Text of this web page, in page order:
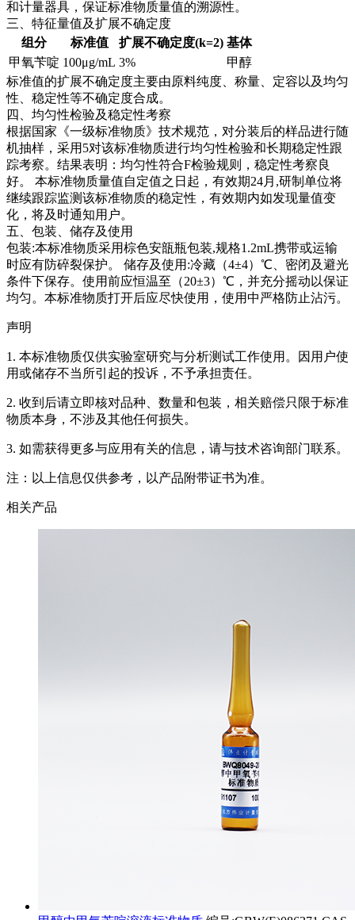
和计量器具，保证标准物质量值的溯源性。
三、特征量值及扩展不确定度
组分
标准值 扩展不确定度(k=2) 基体
甲氧苄啶 100μg/mL 3%
甲醇
标准值的扩展不确定度主要由原料纯度、称量、定容以及均匀
性、稳定性等不确定度合成。
四、均匀性检验及稳定性考察
根据国家《一级标准物质》技术规范，对分装后的样品进行随
机抽样，采用5对该标准物质进行均匀性检验和长期稳定性跟
踪考察。结果表明：均匀性符合F检验规则，稳定性考察良
好。 本标准物质量值自定值之日起，有效期24月,研制单位将
继续跟踪监测该标准物质的稳定性，有效期内如发现量值变
化，将及时通知用户。
五、包装、储存及使用
包装:本标准物质采用棕色安瓿瓶包装,规格1.2mL携带或运输
时应有防碎裂保护。 储存及使用:冷藏（4±4）℃、密闭及避光
条件下保存。使用前应恒温至（20±3）℃，并充分摇动以保证
均匀。本标准物质打开后应尽快使用，使用中严格防止沾污。
声明
1. 本标准物质仅供实验室研究与分析测试工作使用。因用户使
用或储存不当所引起的投诉，不予承担责任。
2. 收到后请立即核对品种、数量和包装，相关赔偿只限于标准
物质本身，不涉及其他任何损失。
3. 如需获得更多与应用有关的信息，请与技术咨询部门联系。
注：以上信息仅供参考，以产品附带证书为准。
相关产品